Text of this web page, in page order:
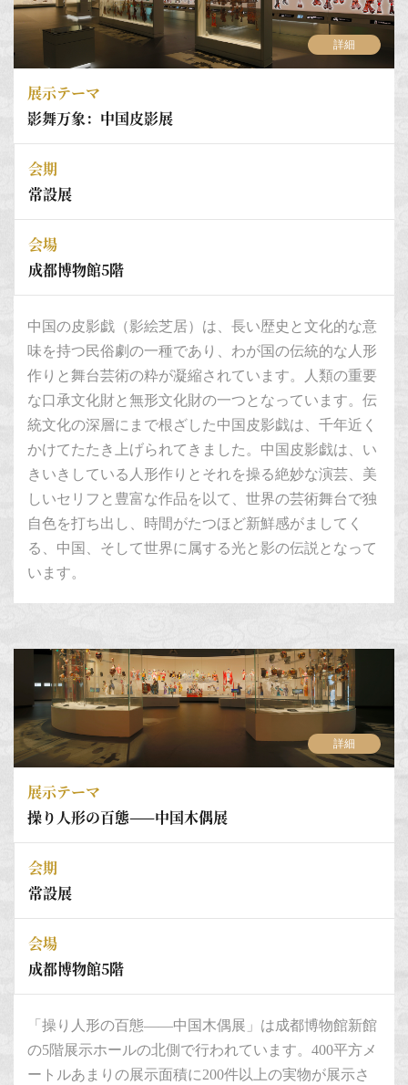
詳細
展示テーマ
影舞万象：中国皮影展
会期
常設展
会場
成都博物館5階
中国の皮影戯（影絵芝居）は、長い歴史と文化的な意
味を持つ民俗劇の一種であり、わが国の伝統的な人形
作りと舞台芸術の粋が凝縮されています。人類の重要
な口承文化財と無形文化財の一つとなっています。伝
統文化の深層にまで根ざした中国皮影戯は、千年近く
かけてたたき上げられてきました。中国皮影戯は、い
きいきしている人形作りとそれを操る絶妙な演芸、美
しいセリフと豊富な作品を以て、世界の芸術舞台で独
自色を打ち出し、時間がたつほど新鮮感がましてく
る、中国、そして世界に属する光と影の伝説となって
います。
詳細
展示テーマ
操り人形の百態——中国木偶展
会期
常設展
会場
成都博物館5階
「操り人形の百態——中国木偶展」は成都博物館新館
の5階展示ホールの北側で行われています。400平方メ
ートルあまりの展示面積に200件以上の実物が展示さ